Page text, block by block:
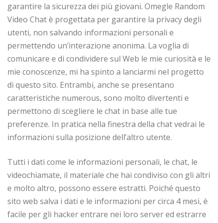
garantire la sicurezza dei più giovani. Omegle Random
Video Chat è progettata per garantire la privacy degli
utenti, non salvando informazioni personali e
permettendo un’interazione anonima. La voglia di
comunicare e di condividere sul Web le mie curiosità e le
mie conoscenze, mi ha spinto a lanciarmi nel progetto
di questo sito. Entrambi, anche se presentano
caratteristiche numerous, sono molto divertenti e
permettono di scegliere le chat in base alle tue
preferenze. In pratica nella finestra della chat vedrai le
informazioni sulla posizione dell’altro utente.
Tutti i dati come le informazioni personali, le chat, le
videochiamate, il materiale che hai condiviso con gli altri
e molto altro, possono essere estratti. Poiché questo
sito web salva i dati e le informazioni per circa 4 mesi, è
facile per gli hacker entrare nei loro server ed estrarre